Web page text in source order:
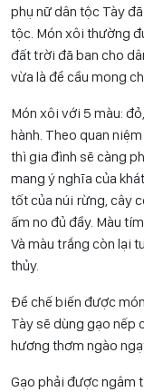
phụ nữ dân tộc Tày
tộc. Món xôi thường
đất trời đã ban cho
vừa là để cầu mong
Món xôi với 5 màu:
hành. Theo quan
thì gia đình sẽ càng
mang ý nghĩa của
tốt của núi rừng, cây
ấm no đủ đầy. Màu
Và màu trắng còn lại
thủy.
Để chế biến được
Tày sẽ dùng gạo nếp
hương thơm ngào
Gạo phải được ngâm